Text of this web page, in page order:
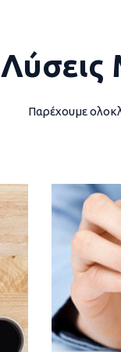
Παρέχουμε